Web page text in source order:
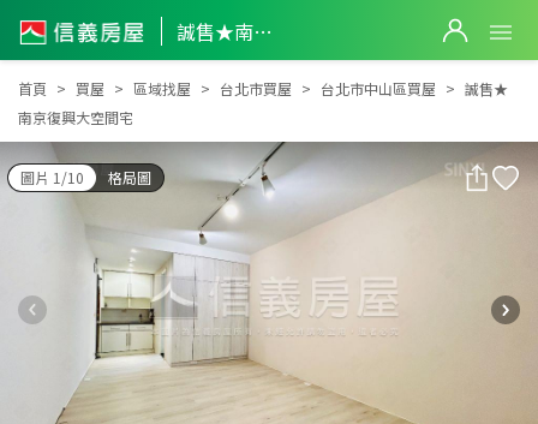
誠售★南京復興大空間宅
誠售★南京復興大空間宅
首頁 買屋 區域找屋 台北市買屋 台北市中山區買屋
誠售★
南京復興大空間宅
圖片 1/10 格局圖